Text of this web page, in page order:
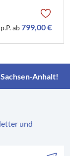
p.P. ab799,00 €
Anhalt!
und